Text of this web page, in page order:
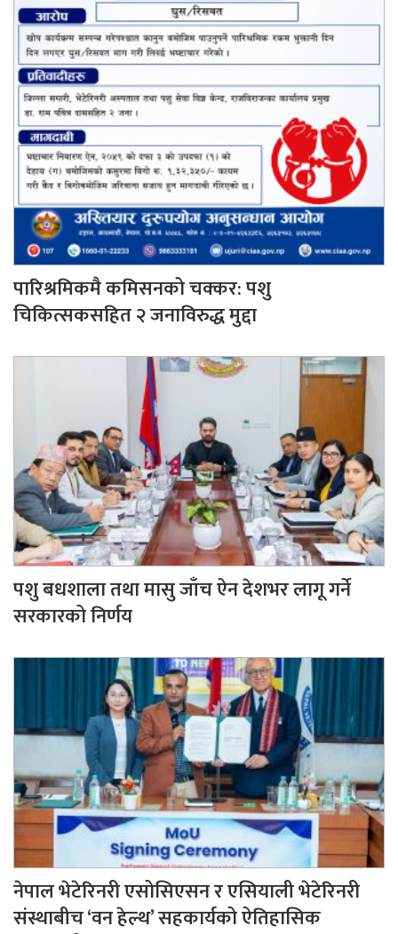
पारिश्रमिकमै कमिसनको चक्कर: पशु
चिकित्सकसहित २ जनाविरुद्ध मुद्दा
पशु बधशाला तथा मासु जाँच ऐन देशभर लागू गर्ने
सरकारको निर्णय
नेपाल भेटेरिनरी एसोसिएसन र एसियाली भेटेरिनरी
संस्थाबीच ‘वन हेल्थ’ सहकार्यको ऐतिहासिक